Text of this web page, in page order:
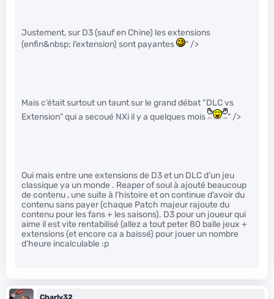
Justement, sur D3 (sauf en Chine) les extensions
(enfin&nbsp; l’extension) sont payantes
" />
Mais c’était surtout un taunt sur le grand débat “DLC vs
Extension” qui a secoué NXi il y a quelques mois
" />
Oui mais entre une extensions de D3 et un DLC d’un jeu
classique ya un monde . Reaper of soul à ajouté beaucoup
de contenu , une suite à l’histoire et on continue d’avoir du
contenu sans payer (chaque Patch majeur rajoute du
contenu pour les fans + les saisons). D3 pour un joueur qui
aime il est vite rentabilisé (allez a tout peter 80 balle jeux +
extensions (et encore ca a baissé) pour jouer un nombre
d’heure incalculable :p
Charly32